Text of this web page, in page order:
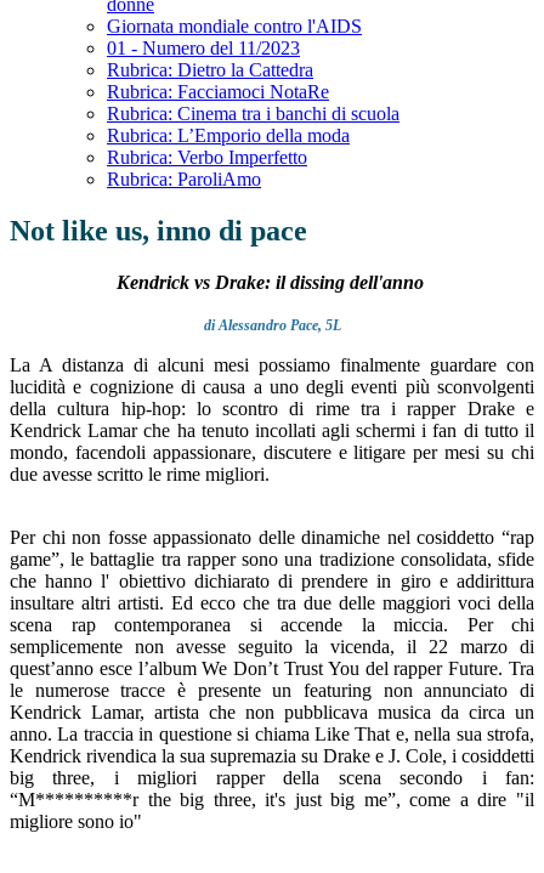
donne
Giornata mondiale contro l'AIDS
01 - Numero del 11/2023
Rubrica: Dietro la Cattedra
Rubrica: Facciamoci NotaRe
Rubrica: Cinema tra i banchi di scuola
Rubrica: L’Emporio della moda
Rubrica: Verbo Imperfetto
Rubrica: ParoliAmo
Not like us, inno di pace
Kendrick vs Drake: il dissing dell'anno
di Alessandro Pace, 5L
La A distanza di alcuni mesi possiamo finalmente guardare con
lucidità e cognizione di causa a uno degli eventi più sconvolgenti
della cultura hip-hop: lo scontro di rime tra i rapper Drake e
Kendrick Lamar che ha tenuto incollati agli schermi i fan di tutto il
mondo, facendoli appassionare, discutere e litigare per mesi su chi
due avesse scritto le rime migliori.
Per chi non fosse appassionato delle dinamiche nel cosiddetto “rap
game”, le battaglie tra rapper sono una tradizione consolidata, sfide
che hanno l' obiettivo dichiarato di prendere in giro e addirittura
insultare altri artisti. Ed ecco che tra due delle maggiori voci della
scena rap contemporanea si accende la miccia. Per chi
semplicemente non avesse seguito la vicenda, il 22 marzo di
quest’anno esce l’album We Don’t Trust You del rapper Future. Tra
le numerose tracce è presente un featuring non annunciato di
Kendrick Lamar, artista che non pubblicava musica da circa un
anno. La traccia in questione si chiama Like That e, nella sua strofa,
Kendrick rivendica la sua supremazia su Drake e J. Cole, i cosiddetti
big three, i migliori rapper della scena secondo i fan:
“M**********r the big three, it's just big me”, come a dire "il
migliore sono io"